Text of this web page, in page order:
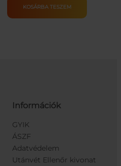
(hang
KOSÁRBA TESZEM
Információk
GYIK
ÁSZF
Adatvédelem
Utánvét Ellenőr kivonat